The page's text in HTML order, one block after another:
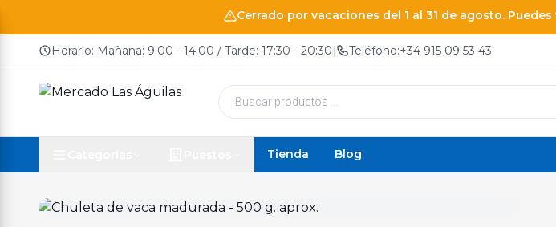
Cerrado por vacaciones del 1 al 31 de agosto.
Horario: Mañana: 9:00 - 14:00 / Tarde: 17:30 - 20:30| Teléfono:+34 915 09 53 43
Búsqueda
productos
Tienda Blog